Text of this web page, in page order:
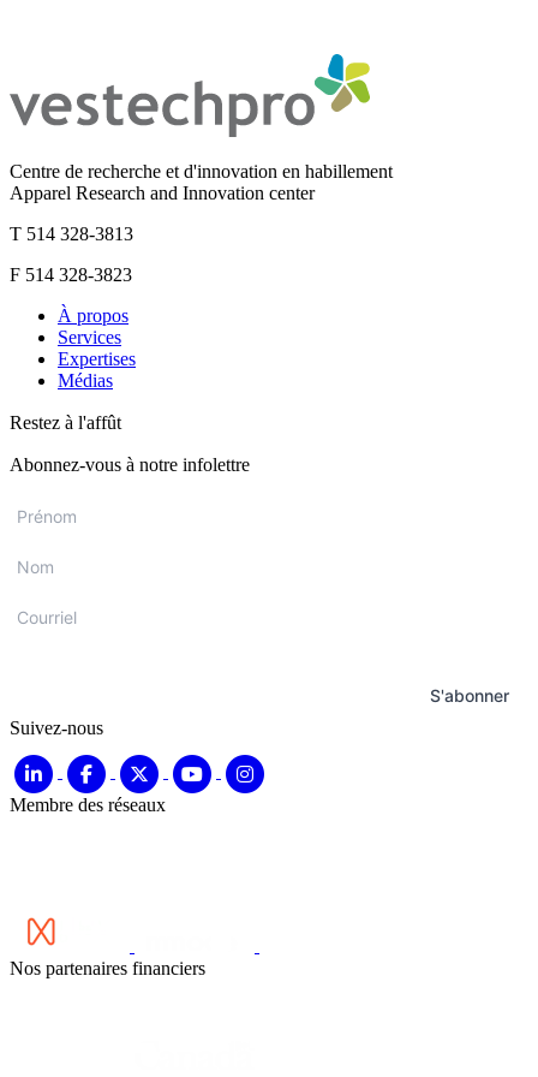
Centre de recherche et d'innovation en habillement
Apparel Research and Innovation center
T 514 328-3813
F 514 328-3823
À propos
Services
Expertises
Médias
Restez à l'affût
Abonnez-vous à notre infolettre
S'abonner
Suivez-nous
Membre des réseaux
Nos partenaires financiers